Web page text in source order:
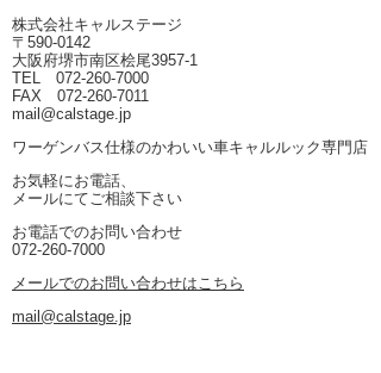
株式会社キャルステージ
〒590-0142
大阪府堺市南区桧尾3957-1
TEL 072-260-7000
FAX 072-260-7011
mail@calstage.jp
ワーゲンバス仕様のかわいい車キャルルック専門店
お気軽にお電話、
メールにてご相談下さい
お電話でのお問い合わせ
072-260-7000
メールでのお問い合わせはこちら
mail@calstage.jp